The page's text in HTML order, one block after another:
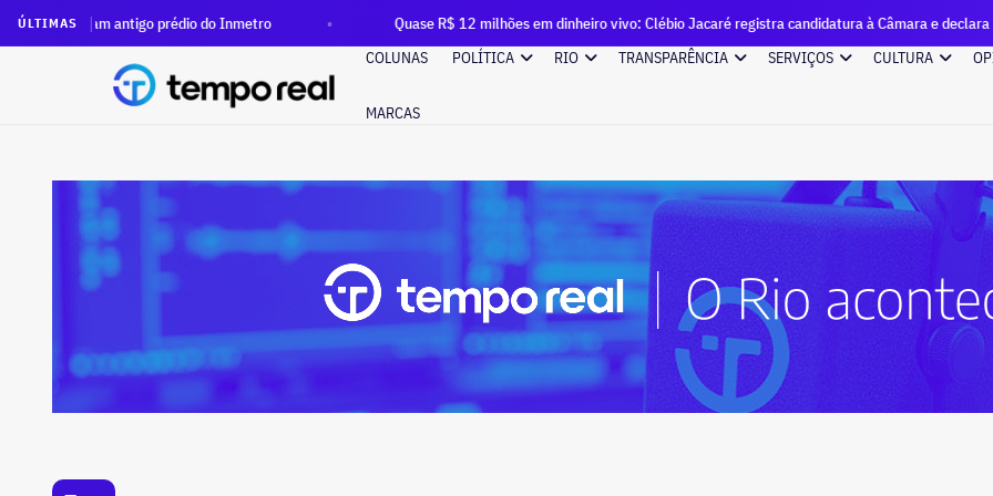
ÚLTIMASantigo prédio do Inmetro Quase R$ 12 milhões em dinheiro vivo: Clébio Jacaré registra candidatura à Câmara e declara
COLUNAS
POLÍTICA RIO TRANSPARÊNCIA SERVIÇOS CULTURA
MARCAS